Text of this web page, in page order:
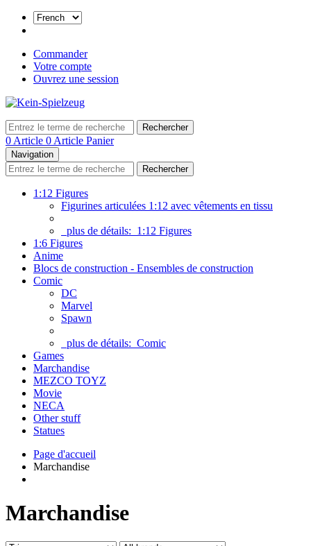
Commander
Votre compte
Ouvrez une session
Rechercher
0 Article 0 Article Panier
Navigation
Rechercher
1:12 Figures
Figurines articulées 1:12 avec vêtements en tissu
plus de détails: 1:12 Figures
1:6 Figures
Anime
Blocs de construction - Ensembles de construction
Comic
DC
Marvel
Spawn
plus de détails: Comic
Games
Marchandise
MEZCO TOYZ
Movie
NECA
Other stuff
Statues
Page d'accueil
Marchandise
Marchandise